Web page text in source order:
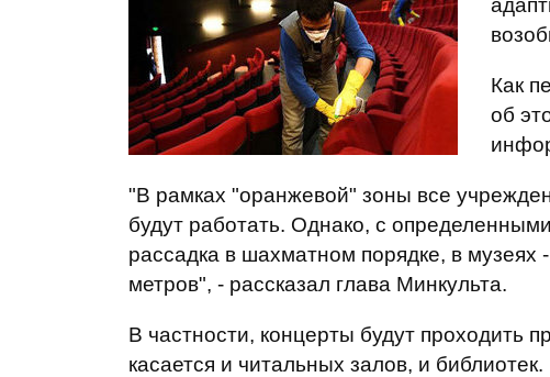
Как
об
"В рамках "оранжевой" зоны все
будут работать. Однако, с
рассадка в шахматном порядке, в музеях
метров", - рассказал глава Минкульта.
В частности, концерты будут проходить
касается и читальных залов, и библиотек.